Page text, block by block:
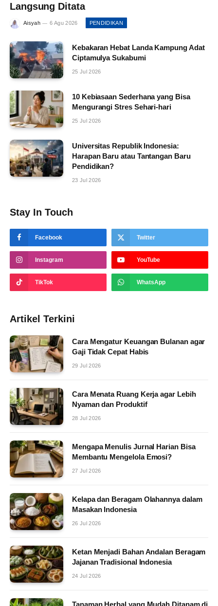
Langsung Ditata
Aisyah 6 Agu 2026 PENDIDIKAN
Kebakaran Hebat Landa Kampung Adat
Ciptamulya Sukabumi
25 Jul 2026
10 Kebiasaan Sederhana yang Bisa
Mengurangi Stres Sehari-hari
25 Jul 2026
Universitas Republik Indonesia:
Harapan Baru atau Tantangan Baru
Pendidikan?
23 Jul 2026
Stay In Touch
Facebook Twitter
Instagram YouTube
TikTok WhatsApp
Artikel Terkini
Cara Mengatur Keuangan Bulanan agar
Gaji Tidak Cepat Habis
29 Jul 2026
Cara Menata Ruang Kerja agar Lebih
Nyaman dan Produktif
28 Jul 2026
Mengapa Menulis Jurnal Harian Bisa
Membantu Mengelola Emosi?
27 Jul 2026
Kelapa dan Beragam Olahannya dalam
Masakan Indonesia
26 Jul 2026
Ketan Menjadi Bahan Andalan Beragam
Jajanan Tradisional Indonesia
24 Jul 2026